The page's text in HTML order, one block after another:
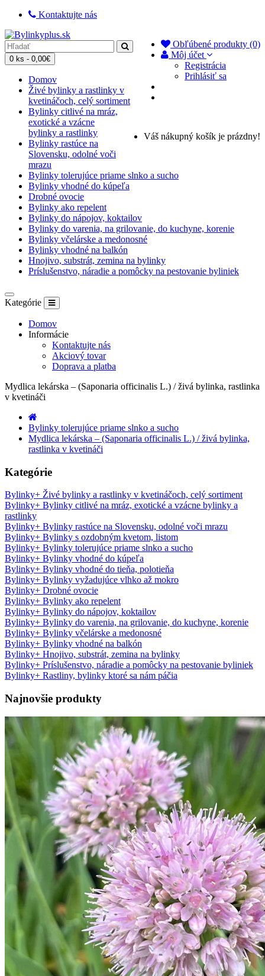
Kontaktujte nás
Obľúbené produkty (0)
Môj účet
Registrácia
Prihlásiť sa
0 ks - 0,00€
Váš nákupný košík je prázdny!
Domov
Živé bylinky a rastlinky v
kvetináčoch, celý sortiment
Bylinky citlivé na mráz,
exotické a vzácne
bylinky a rastlinky
Bylinky rastúce na
Slovensku, odolné voči
mrazu
Bylinky tolerujúce priame slnko a sucho
Bylinky vhodné do kúpeľa
Drobné ovocie
Bylinky ako repelent
Bylinky do nápojov, koktailov
Bylinky do varenia, na grilovanie, do kuchyne, korenie
Bylinky včelárske a medonosné
Bylinky vhodné na balkón
Hnojivo, substrát, zemina na bylinky
Príslušenstvo, náradie a pomôcky na pestovanie byliniek
Kategórie
Domov
Informácie
Kontaktujte nás
Akciový tovar
Doprava a platba
Mydlica lekárska – (Saponaria officinalis L.) / živá bylinka, rastlinka
v kvetináči
Bylinky tolerujúce priame slnko a sucho
Mydlica lekárska – (Saponaria officinalis L.) / živá bylinka,
rastlinka v kvetináči
Kategórie
Bylinky+ Živé bylinky a rastlinky v kvetináčoch, celý sortiment
Bylinky+ Bylinky citlivé na mráz, exotické a vzácne bylinky a
rastlinky
Bylinky+ Bylinky rastúce na Slovensku, odolné voči mrazu
Bylinky+ Bylinky s ozdobným kvetom, listom
Bylinky+ Bylinky tolerujúce priame slnko a sucho
Bylinky+ Bylinky vhodné do kúpeľa
Bylinky+ Bylinky vhodné do tieňa, polotieňa
Bylinky+ Bylinky vyžadujúce vlhko až mokro
Bylinky+ Drobné ovocie
Bylinky+ Bylinky ako repelent
Bylinky+ Bylinky do nápojov, koktailov
Bylinky+ Bylinky do varenia, na grilovanie, do kuchyne, korenie
Bylinky+ Bylinky včelárske a medonosné
Bylinky+ Bylinky vhodné na balkón
Bylinky+ Hnojivo, substrát, zemina na bylinky
Bylinky+ Príslušenstvo, náradie a pomôcky na pestovanie byliniek
Bylinky+ Rastliny, bylinky ktoré sa nám páčia
Najnovšie produkty